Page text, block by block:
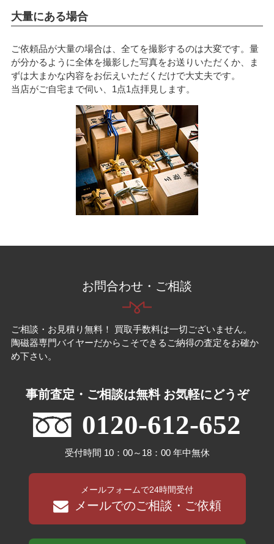
大量にある場合
ご依頼品が大量の場合は、全てを撮影するのは大変です。量
が分かるように全体を撮影した写真をお送りいただくか、ま
ずは大まかな内容をお伝えいただくだけで大丈夫です。
当店がご自宅まで伺い、1点1点拝見します。
お問合わせ・ご相談
ご相談・お見積り無料！ 買取手数料は一切ございません。
陶磁器専門バイヤーだからこそできるご納得の査定をお確か
め下さい。
事前査定・ご相談は無料 お気軽にどうぞ
0120-612-652
受付時間 10：00～18：00 年中無休
メールフォームで24時間受付
メールでのご相談・ご依頼